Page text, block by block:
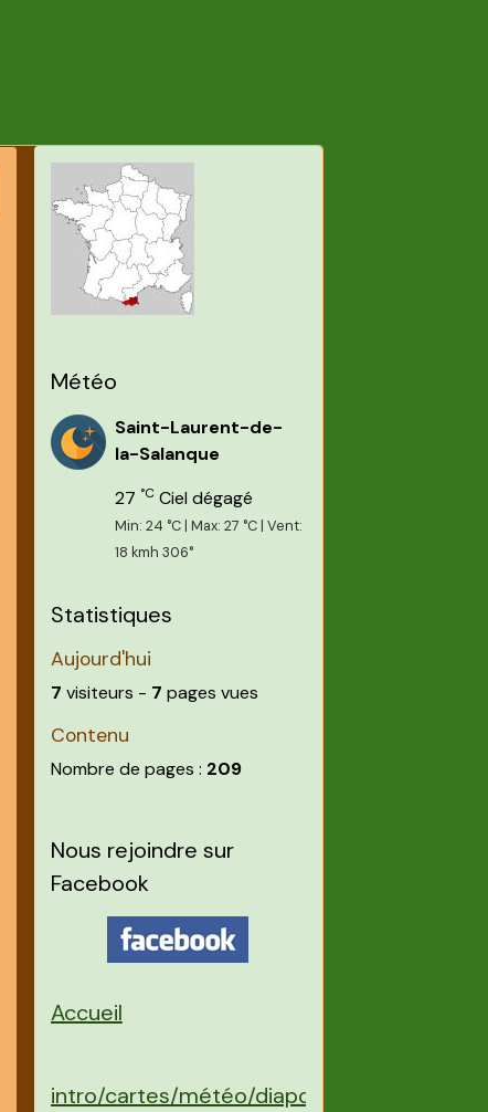
Météo
Saint-Laurent-de-
la-Salanque
27 °CCiel dégagé
Min: 24 °C | Max: 27 °C | Vent:
18 kmh 306°
Statistiques
Aujourd'hui
7 visiteurs - 7 pages vues
Contenu
Nombre de pages : 209
Nous rejoindre sur
Facebook
Accueil
intro/cartes/météo/diapos/